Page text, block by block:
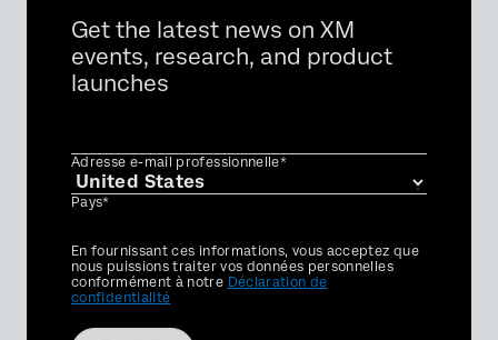
Get the latest news on XM
events, research, and product
launches
Adresse e-mail professionnelle*
Pays*
Privacy
Optin
En fournissant ces informations, vous acceptez que
nous puissions traiter vos données personnelles
conformément à notre Déclaration de
confidentialité